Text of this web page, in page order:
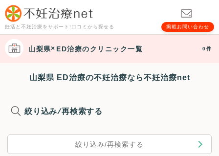
妊活と不妊治療をサポート!口コミから探せる 掲載お問い合わせ
山梨県 ED治療のクリニック一覧 0件
山梨県 ED治療の不妊治療なら不妊治療net
絞り込み/再検索する
絞り込み/再検索する